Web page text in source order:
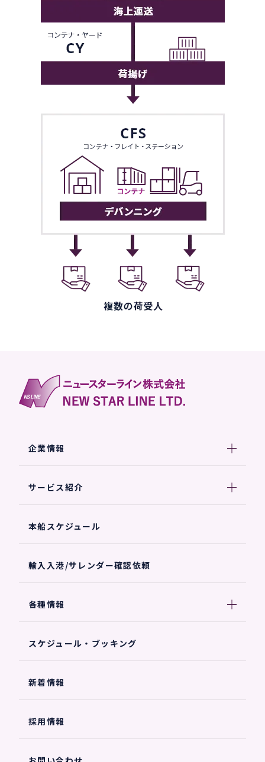
企業情報
サービス紹介
本船スケジュール
輸入入港/サレンダー確認依頼
各種情報
スケジュール・ブッキング
新着情報
採用情報